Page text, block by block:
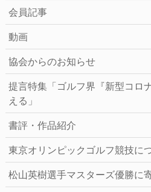
会員記事
動画
協会からのお知らせ
提言特集「ゴルフ界『新型コロ
える」
書評・作品紹介
東京オリンピックゴルフ競技に
松山英樹選手マスターズ優勝に